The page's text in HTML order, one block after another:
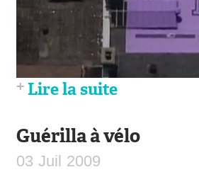
Lire la suite
Guérilla à vélo
03 Juil 2009